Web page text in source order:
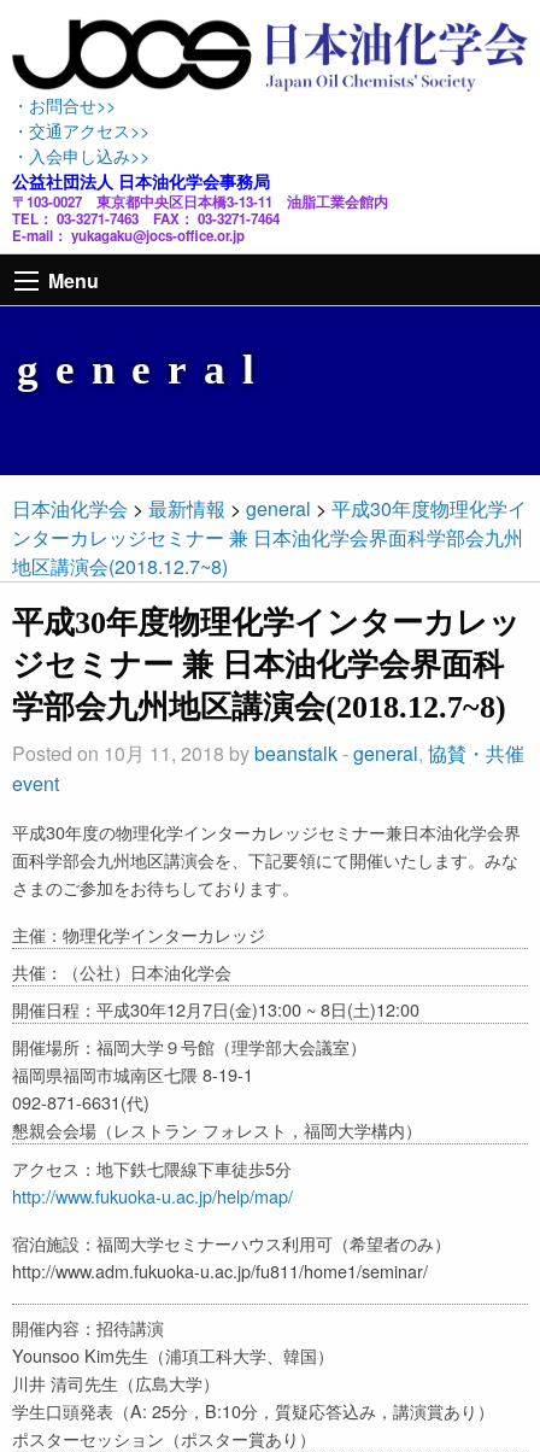
・お問合せ>>
・交通アクセス>>
・入会申し込み>>
公益社団法人 日本油化学会事務局
〒103-0027 東京都中央区日本橋3-13-11 油脂工業会館内
TEL： 03-3271-7463 FAX： 03-3271-7464
E-mail： yukagaku@jocs-office.or.jp
Menu
general
日本油化学会 > 最新情報 > general > 平成30年度物理化学イ
ンターカレッジセミナー 兼 日本油化学会界面科学部会九州
地区講演会(2018.12.7~8)
平成30年度物理化学インターカレッ
ジセミナー 兼 日本油化学会界面科
学部会九州地区講演会(2018.12.7~8)
Posted on 10月 11, 2018 bybeanstalk-general, 協賛・共催
event
平成30年度の物理化学インターカレッジセミナー兼日本油化学会界
面科学部会九州地区講演会を、下記要領にて開催いたします。みな
さまのご参加をお待ちしております。
主催：物理化学インターカレッジ
共催：（公社）日本油化学会
開催日程：平成30年12月7日(金)13:00 ~ 8日(土)12:00
開催場所：福岡大学９号館（理学部大会議室）
福岡県福岡市城南区七隈 8-19-1
092-871-6631(代)
懇親会会場（レストラン フォレスト，福岡大学構内）
アクセス：地下鉄七隈線下車徒歩5分
http://www.fukuoka-u.ac.jp/help/map/
宿泊施設：福岡大学セミナーハウス利用可（希望者のみ）
http://www.adm.fukuoka-u.ac.jp/fu811/home1/seminar/
開催内容：招待講演
Younsoo Kim先生（浦項工科大学、韓国）
川井 清司先生（広島大学）
学生口頭発表（A: 25分，B:10分，質疑応答込み，講演賞あり）
ポスターセッション（ポスター賞あり）